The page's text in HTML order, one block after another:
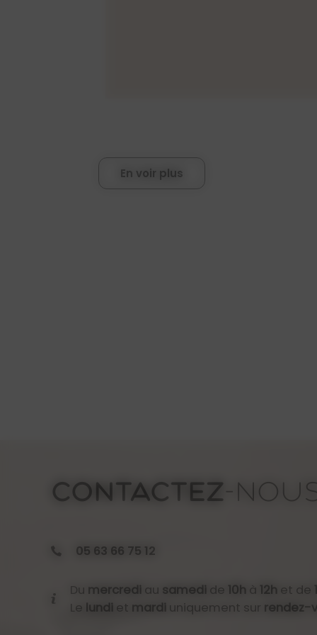
En voir plus
CONTACTEZ-
05 63 66 75 12
Du mercredi au samedi de 10h à 12h et de
Le lundi et mardi uniquement sur rendez-